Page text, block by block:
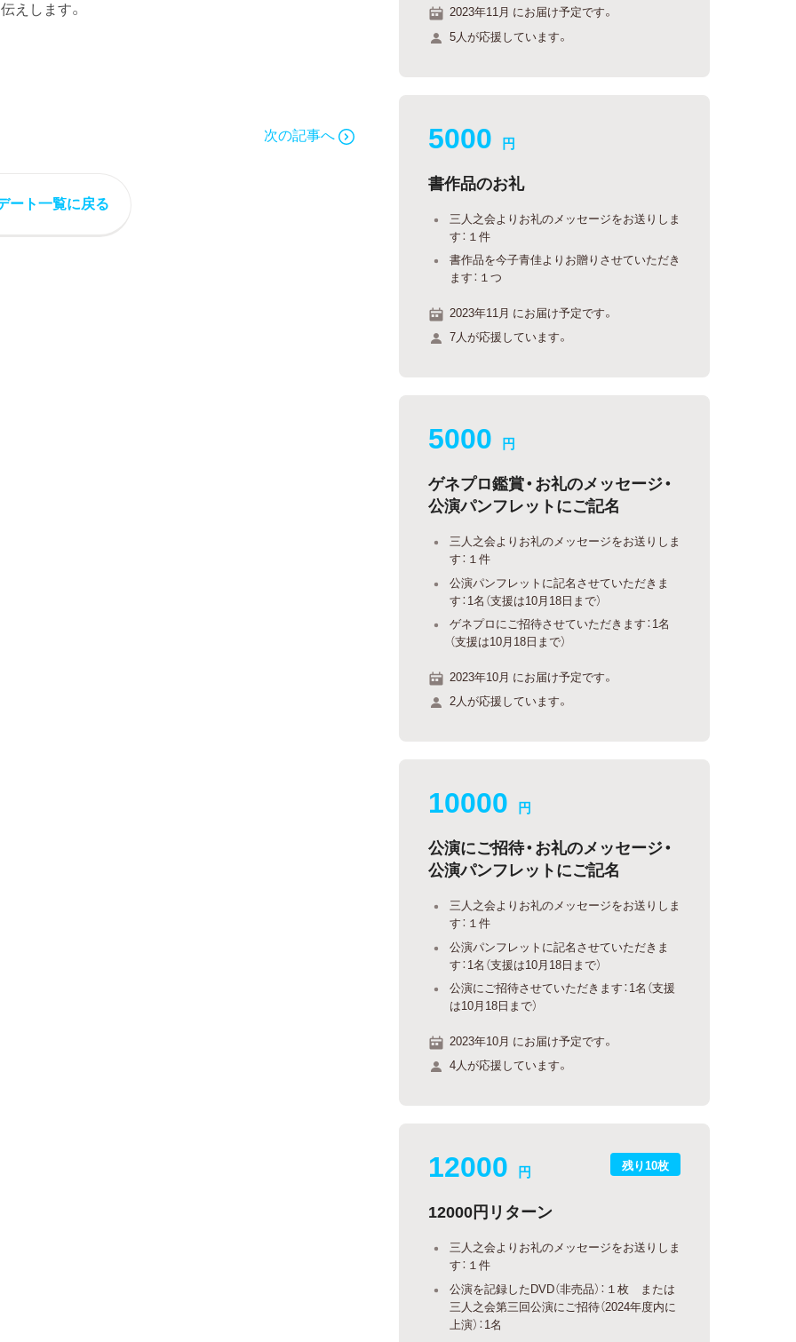
えします。
次の記事へ
ート一覧に戻る
2023年11月 にお届け予定です。
5人が応援しています。
5000 円
書作品のお礼
三人之会よりお礼のメッセージをお送りしま
す：１件
書作品を今子青佳よりお贈りさせていただき
ます：１つ
2023年11月 にお届け予定です。
7人が応援しています。
5000 円
ゲネプロ鑑賞・お礼のメッセージ・
公演パンフレットにご記名
三人之会よりお礼のメッセージをお送りしま
す：１件
公演パンフレットに記名させていただきま
す：1名（支援は10月18日まで）
ゲネプロにご招待させていただきます：1名
（支援は10月18日まで）
2023年10月 にお届け予定です。
2人が応援しています。
10000 円
公演にご招待・お礼のメッセージ・
公演パンフレットにご記名
三人之会よりお礼のメッセージをお送りしま
す：１件
公演パンフレットに記名させていただきま
す：1名（支援は10月18日まで）
公演にご招待させていただきます：1名（支援
は10月18日まで）
2023年10月 にお届け予定です。
4人が応援しています。
残り10枚
12000 円
12000円リターン
三人之会よりお礼のメッセージをお送りしま
す：１件
公演を記録したDVD（非売品）：１枚 または
三人之会第三回公演にご招待（2024年度内に
上演）：1名